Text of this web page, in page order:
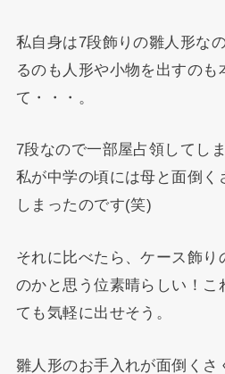
私自身は7段飾りの雛人形な
るのも人形や小物を出すのも
て・・・。
7段なので一部屋占領してし
私が中学の頃には母と面倒く
しまったのです(笑)
それに比べたら、ケース飾り
のかと思う位素晴らしい！こ
ても気軽に出せそう。
雛人形のお手入れが面倒くさ